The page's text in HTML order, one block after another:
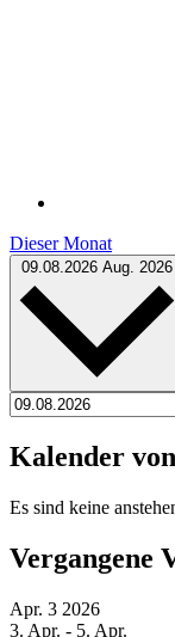
Dieser Monat
09.08.2026 Aug. 2026
Kalender
Es sind keine
Vergangene
Apr. 3 2026
3. Apr. - 5. Apr.